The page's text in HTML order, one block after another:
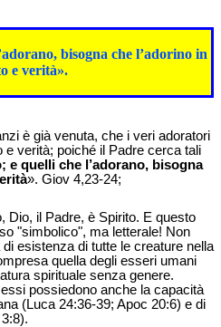
bisogna che l’adorino in
e verità».
è già venuta, che i veri adoratori
e verità; poiché il Padre cerca tali
e quelli che l’adorano, bisogna
». Giov 4,23-24;
Dio, il Padre, è Spirito. E questo
"simbolico", ma letterale! Non
esistenza di tutte le creature nella
quella degli esseri umani
spirituale senza genere.
possiedono anche la capacità
(Luca 24:36-39; Apoc 20:6) e di